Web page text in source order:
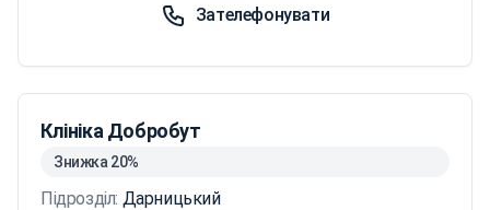
Зателефонувати
Клініка Добробут
Знижка 20%
Підрозділ: Дарницький